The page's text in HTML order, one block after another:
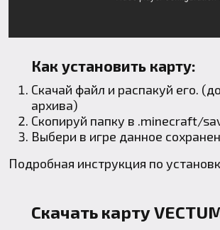
Как установить карту:
Скачай файл и распакуй его.
архива)
Скопируй папку в .minecraft/
Выбери в игре данное
Подробная инструкция по
Скачать карту